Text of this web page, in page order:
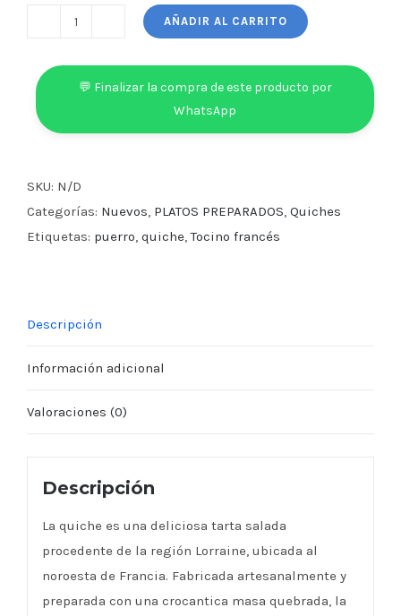
cantidad
AÑADIR AL CARRITO
💬 Finalizar la compra de este producto por
WhatsApp
SKU: N/D
Categorías: Nuevos, PLATOS PREPARADOS, Quiches
Etiquetas: puerro, quiche,Tocino francés
Descripción
Información adicional
Valoraciones (0)
Descripción
La quiche es una deliciosa tarta salada
procedente de la región Lorraine, ubicada al
noroesta de Francia. Fabricada artesanalmente y
preparada con una crocantica masa quebrada, la